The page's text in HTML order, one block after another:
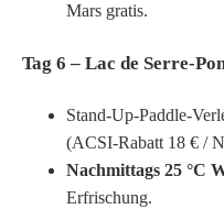
Mars gratis.
Tag 6 – Lac de Serre-
Stand-Up-Paddle-
(ACSI-Rabatt 18 € /
Nachmittags 25 °C
Erfrischung.